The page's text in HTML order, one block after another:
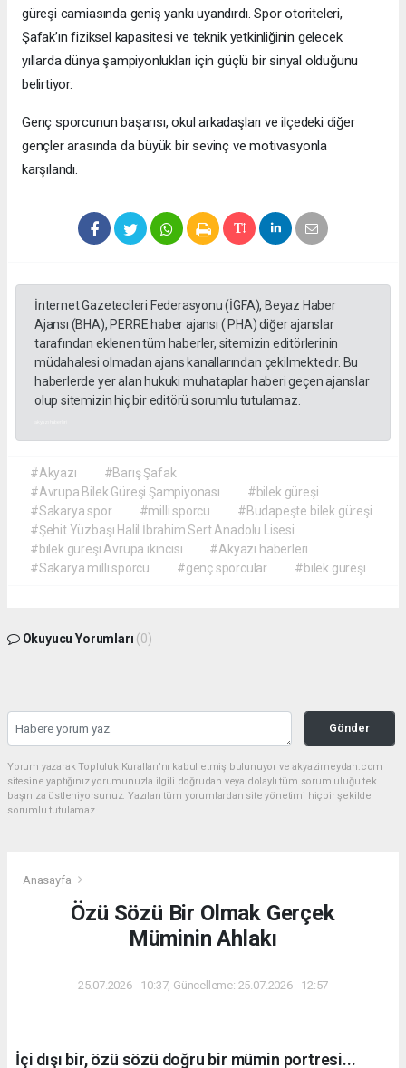
güreşi camiasında geniş yankı uyandırdı. Spor otoriteleri,
Şafak’ın fiziksel kapasitesi ve teknik yetkinliğinin gelecek
yıllarda dünya şampiyonlukları için güçlü bir sinyal olduğunu
belirtiyor.
Genç sporcunun başarısı, okul arkadaşları ve ilçedeki diğer
gençler arasında da büyük bir sevinç ve motivasyonla
karşılandı.
İnternet Gazetecileri Federasyonu (İGFA), Beyaz Haber
Ajansı (BHA), PERRE haber ajansı ( PHA) diğer ajanslar
tarafından eklenen tüm haberler, sitemizin editörlerinin
müdahalesi olmadan ajans kanallarından çekilmektedir. Bu
haberlerde yer alan hukuki muhataplar haberi geçen ajanslar
olup sitemizin hiç bir editörü sorumlu tutulamaz.
#Akyazı
#Barış Şafak
#Avrupa Bilek Güreşi Şampiyonası
#bilek güreşi
#Sakarya spor
#milli sporcu
#Budapeşte bilek güreşi
#Şehit Yüzbaşı Halil İbrahim Sert Anadolu Lisesi
#bilek güreşi Avrupa ikincisi
#Akyazı haberleri
#Sakarya milli sporcu
#genç sporcular #bilek güreşi
Okuyucu Yorumları (0)
Gönder
Yorum yazarak Topluluk Kuralları’nı kabul etmiş bulunuyor ve akyazimeydan.com
sitesine yaptığınız yorumunuzla ilgili doğrudan veya dolaylı tüm sorumluluğu tek
başınıza üstleniyorsunuz. Yazılan tüm yorumlardan site yönetimi hiçbir şekilde
sorumlu tutulamaz.
Anasayfa
Özü Sözü Bir Olmak Gerçek
Müminin Ahlakı
25.07.2026 - 10:37, Güncelleme: 25.07.2026 - 12:57
İçi dışı bir, özü sözü doğru bir mümin portresi...